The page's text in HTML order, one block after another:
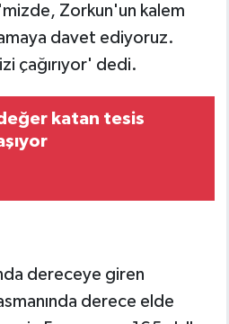
Zorkun'un kalem
davet ediyoruz.
çağırıyor' dedi.
katan tesis
dereceye giren
derece elde